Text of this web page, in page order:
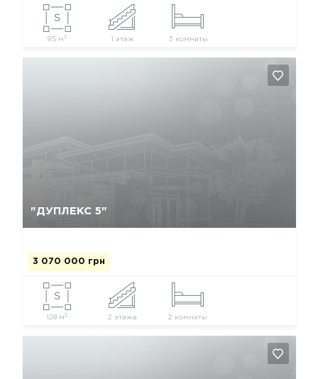
95 м 2 1 этаж 3 комнаты
"ДУПЛЕКС 5"
3 070 000 грн
128 м 2 2 этажа 2 комнаты